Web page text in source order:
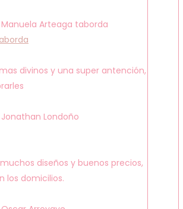
divinos y una super antención,
diseños y buenos precios,
los domicilios.